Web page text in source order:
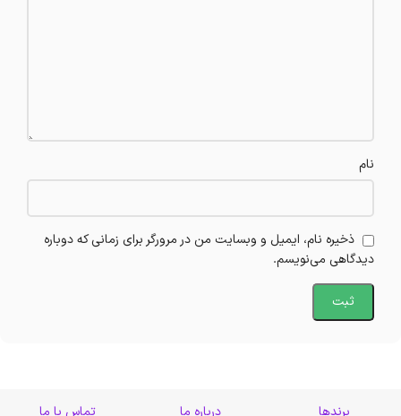
نام
ذخیره نام، ایمیل و وبسایت من در مرورگر برای زمانی که دوباره
دیدگاهی می‌نویسم.